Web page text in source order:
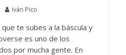
Iván Pico
te subes a la báscula y
es uno de los
por mucha gente. En